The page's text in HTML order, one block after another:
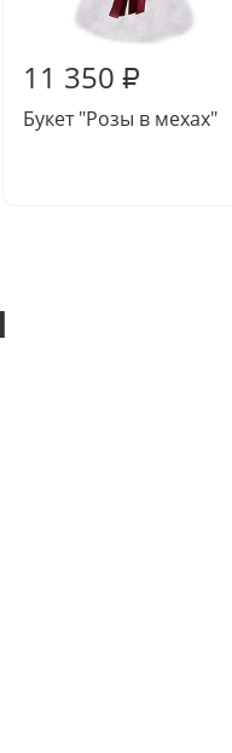
11 350 ₽
Букет "Розы в мехах"